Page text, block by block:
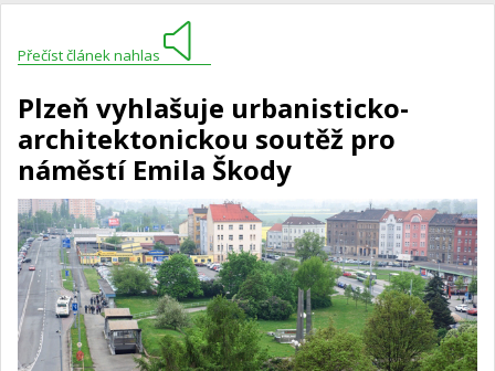
Přečíst článek nahlas
Plzeň vyhlašuje urbanisticko-
architektonickou soutěž pro
náměstí Emila Škody